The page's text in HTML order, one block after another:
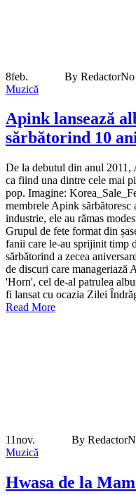
8feb. By RedactorNo
Muzică
Apink lansează
sărbătorind 10
De la debutul din anul 2011,
ca fiind una dintre cele mai
pop. Imagine:
membrele Apink sărbătoresc
industrie, ele au rămas
Grupul de fete format din
fanii care le-au sprijinit timp
sărbătorind a zecea
de discuri care manageriază
'Horn', cel de-al patrulea
fi lansat cu ocazia Zilei
Read More
11nov. By Redactor
Muzică
Hwasa de la